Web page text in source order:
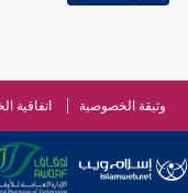
وثيقة الخصوصية اتفاقية